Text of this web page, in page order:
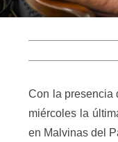
Con la presencia
miércoles la
en Malvinas del